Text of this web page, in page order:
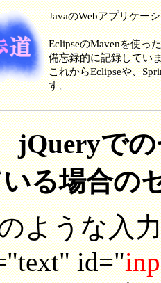
JavaのWebアプリケー
EclipseのMavenを使っ
備忘録的に記録してい
これからEclipseや、
す。
での
る場合の
ような入
id="